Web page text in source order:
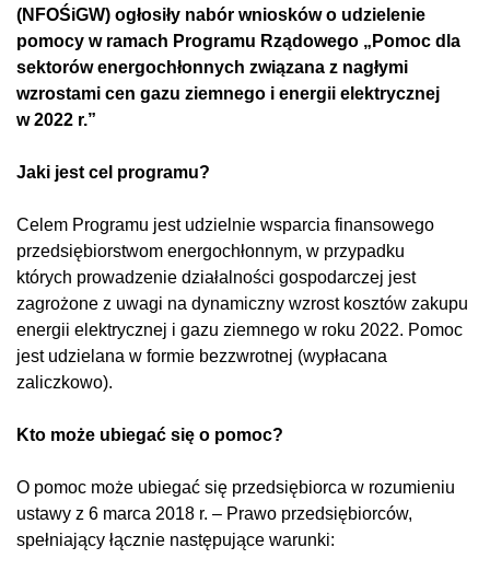
(NFOŚiGW) ogłosiły nabór wniosków o udzielenie
pomocy w ramach Programu Rządowego „Pomoc dla
sektorów energochłonnych związana z nagłymi
wzrostami cen gazu ziemnego i energii elektrycznej
w 2022 r.”
Jaki jest cel programu?
Celem Programu jest udzielnie wsparcia finansowego
przedsiębiorstwom energochłonnym, w przypadku
których prowadzenie działalności gospodarczej jest
zagrożone z uwagi na dynamiczny wzrost kosztów zakupu
energii elektrycznej i gazu ziemnego w roku 2022. Pomoc
jest udzielana w formie bezzwrotnej (wypłacana
zaliczkowo).
Kto może ubiegać się o pomoc?
O pomoc może ubiegać się przedsiębiorca w rozumieniu
ustawy z 6 marca 2018 r. – Prawo przedsiębiorców,
spełniający łącznie następujące warunki: